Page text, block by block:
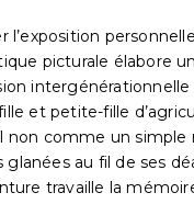
l’exposition
picturale élabore
intergénérationnelle
et petite-fille
non comme un
au fil de ses
travaille la